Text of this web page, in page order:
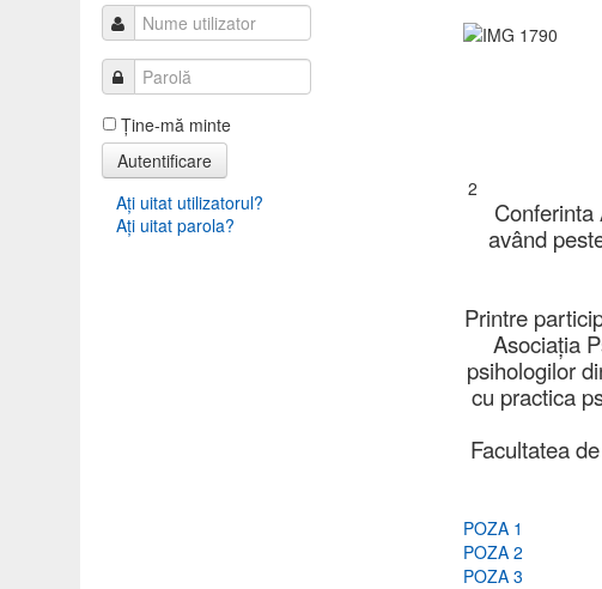
Ţine-mă minte
Autentificare
Aţi uitat utilizatorul?
Aţi uitat parola?
2
având
Printre
Asociația
psihologilor
cu practica
Facultatea
POZA 1
POZA 2
POZA 3